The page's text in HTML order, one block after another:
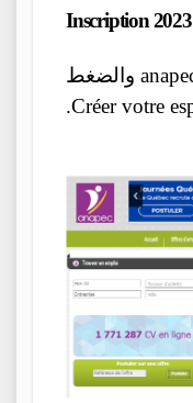
Inscription 2023
التوجه إلى الموقع anapec.org والضغط